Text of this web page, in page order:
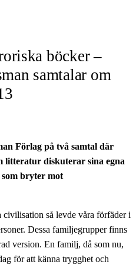
böcker –
samtalar om
Förlag på två samtal där
litteratur diskuterar sina egna
bryter mot
civilisation så levde våra förfäder i
Dessa familjegrupper finns
version. En familj, då som nu,
för att känna trygghet och